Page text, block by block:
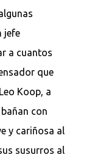
jefe
a cuantos
que
Koop, a
con
y cariñosa al
susurros al